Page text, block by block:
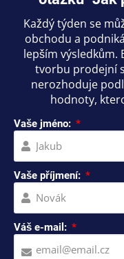
Každý týden se
obchodu a
lepším výsledkům.
tvorbu prodejní
nerozhoduje
hodnoty,
Vaše jméno:
Vaše příjmení:
Váš e-mail: